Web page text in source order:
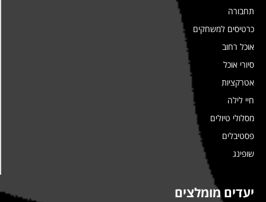
תחבורה
כרטיסים למשחקים
אוכל רחוב
סיורי אוכל
אטרקציות
חיי לילה
מסלולי טיולים
פסטיבלים
שופינג
יעדים מומלצים